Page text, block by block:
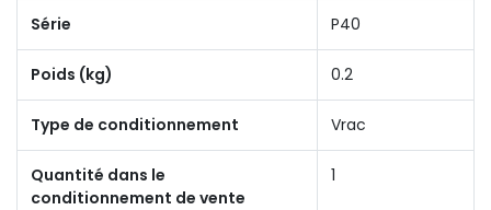
Série P40
Poids (kg) 0.2
Type de conditionnement Vrac
Quantité dans le
conditionnement de vente
1